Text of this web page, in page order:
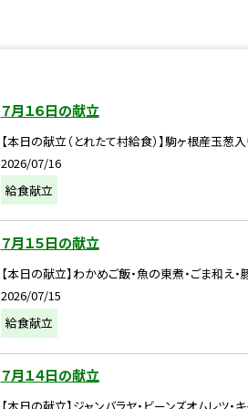
７月１６日の献立
【本日の献立（とれたて村給食）】駒ヶ根産玉葱
2026/07/16
給食献立
７月１５日の献立
【本日の献立】わかめご飯・魚の東煮・ごま和え・
2026/07/15
給食献立
７月１４日の献立